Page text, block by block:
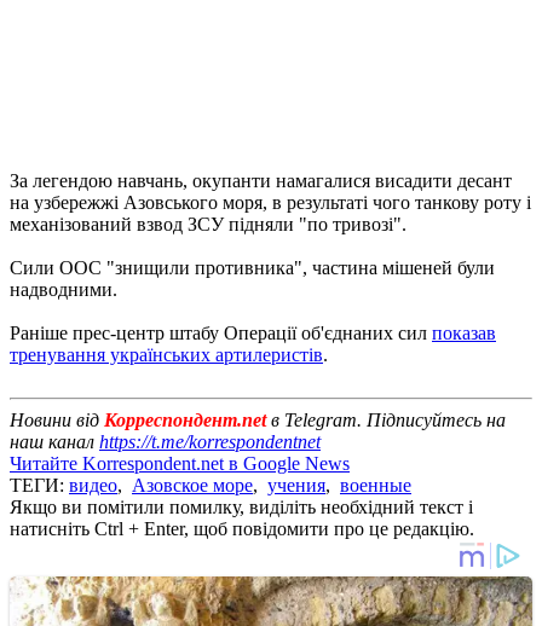
За легендою навчань, окупанти намагалися висадити десант
на узбережжі Азовського моря, в результаті чого танкову роту і
механізований взвод ЗСУ підняли "по тривозі".
Сили ООС "знищили противника", частина мішеней були
надводними.
Раніше прес-центр штабу Операції об'єднаних сил показав
тренування українських артилеристів.
Новини від Корреспондент.netв Telegram. Підписуйтесь на
наш канал https://t.me/korrespondentnet
Читайте Korrespondent.net в Google News
ТЕГИ: видео, Азовское море, учения, военные
Якщо ви помітили помилку, виділіть необхідний текст і
натисніть Ctrl + Enter, щоб повідомити про це редакцію.